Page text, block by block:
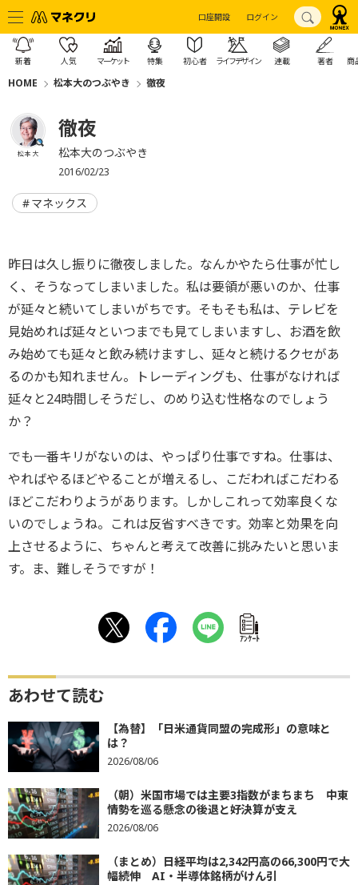
口座開設 ログイン
新着 人気 マーケット 特集 初心者 ライフデザイン 連載 著者 商
HOME 松本大のつぶやき 徹夜
松本 大
徹夜
松本大のつぶやき
2016/02/23
マネックス
昨日は久し振りに徹夜しました。なんかやたら仕事が忙し
く、そうなってしまいました。私は要領が悪いのか、仕事
が延々と続いてしまいがちです。そもそも私は、テレビを
見始めれば延々といつまでも見てしまいますし、お酒を飲
み始めても延々と飲み続けますし、延々と続けるクセがあ
るのかも知れません。トレーディングも、仕事がなければ
延々と24時間しそうだし、のめり込む性格なのでしょう
か？
でも一番キリがないのは、やっぱり仕事ですね。仕事は、
やればやるほどやることが増えるし、こだわればこだわる
ほどこだわりようがあります。しかしこれって効率良くな
いのでしょうね。これは反省すべきです。効率と効果を向
上させるように、ちゃんと考えて改善に挑みたいと思いま
す。ま、難しそうですが！
ｱﾝｹｰﾄ
あわせて読む
【為替】「日米通貨同盟の完成形」の意味と
は？
2026/08/06
（朝）米国市場では主要3指数がまちまち 中東
情勢を巡る懸念の後退と好決算が支え
2026/08/06
（まとめ）日経平均は2,342円高の66,300円で大
幅続伸 AI・半導体銘柄がけん引